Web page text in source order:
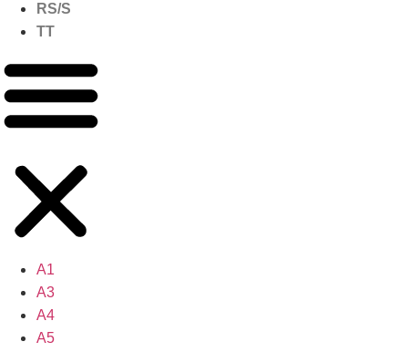
RS/S
TT
A1
A3
A4
A5